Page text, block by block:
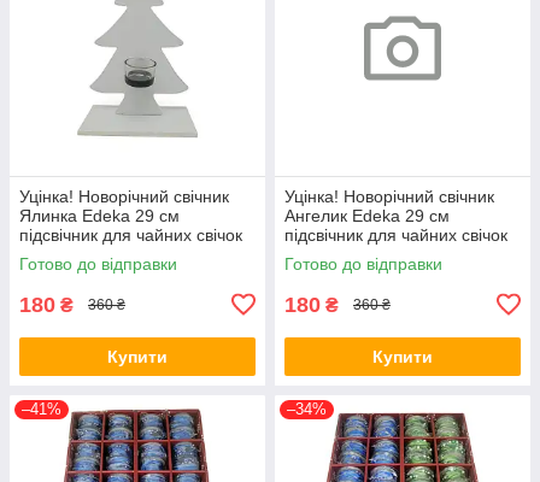
Уцінка! Новорічний свічник
Ялинка Edeka 29 см
підсвічник для чайних свічок
дерев'яний
Готово до відправки
180 ₴ 360 ₴
Купити
Уцінка! Новорічний свічник
Ангелик Edeka 29 см
підсвічник для чайних свічок
дерев'яний
Готово до відправки
180 ₴ 360 ₴
Купити
–41% –34%